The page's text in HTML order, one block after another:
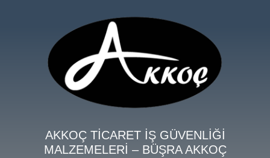
AKKOÇ TİCARET İŞ GÜVENLİĞİ
MALZEMELERİ – BÜŞRA AKKOÇ